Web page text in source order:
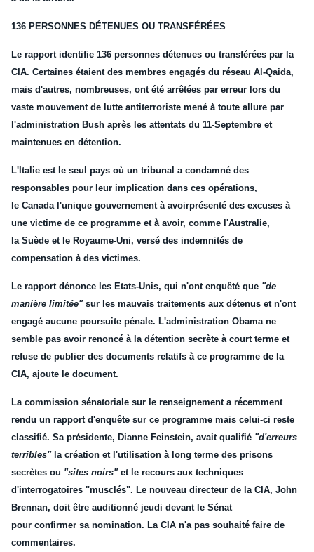
136 PERSONNES DÉTENUES OU TRANSFÉRÉES
Le rapport identifie 136 personnes détenues ou transférées par la
CIA. Certaines étaient des membres engagés du réseau Al-Qaida,
mais d'autres, nombreuses, ont été arrêtées par erreur lors du
vaste mouvement de lutte antiterroriste mené à toute allure par
l'administration Bush après les attentats du 11-Septembre et
maintenues en détention.
L' Italie est le seul pays où un tribunal a condamné des
responsables pour leur implication dans ces opérations,
le Canadal'unique gouvernement à avoirprésenté des excuses à
une victime de ce programme et à avoir, comme l'Australie,
la Suède et le Royaume-Uni, versé des indemnités de
compensation à des victimes.
Le rapport dénonce les Etats-Unis, qui n'ont enquêté que "de
manière limitée"sur les mauvais traitements aux détenus et n'ont
engagé aucune poursuite pénale. L'administration Obama ne
semble pas avoir renoncé à la détention secrète à court terme et
refuse de publier des documents relatifs à ce programme de la
CIA, ajoute le document.
La commission sénatoriale sur le renseignement a récemment
rendu un rapport d'enquête sur ce programme mais celui-ci reste
classifié. Sa présidente, Dianne Feinstein, avait qualifié "d'erreurs
terribles"la création et l'utilisation à long terme des prisons
secrètes ou "sites noirs"et le recours aux techniques
d'interrogatoires "musclés". Le nouveau directeur de la CIA, John
Brennan, doit être auditionné jeudi devant le Sénat
pour confirmer sa nomination. La CIA n'a pas souhaité faire de
commentaires.